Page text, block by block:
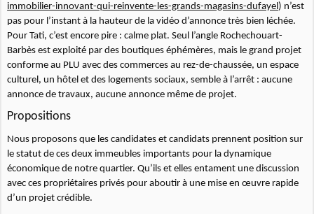
immobilier-innovant-qui-reinvente-les-grands-magasins-dufayel ) n’est
pas pour l’instant à la hauteur de la vidéo d’annonce très bien léchée.
Pour Tati, c’est encore pire : calme plat. Seul l’angle Rochechouart-
Barbès est exploité par des boutiques éphémères, mais le grand projet
conforme au PLU avec des commerces au rez-de-chaussée, un espace
culturel, un hôtel et des logements sociaux, semble à l’arrêt : aucune
annonce de travaux, aucune annonce même de projet.
Propositions
Nous proposons que les candidates et candidats prennent position sur
le statut de ces deux immeubles importants pour la dynamique
économique de notre quartier. Qu’ils et elles entament une discussion
avec ces propriétaires privés pour aboutir à une mise en œuvre rapide
d’un projet crédible.